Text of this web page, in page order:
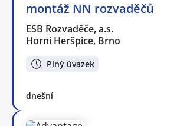
montáž NN rozvaděčů
ESB Rozvaděče, a.s.
Horní Heršpice, Brno
Plný úvazek
dnešní